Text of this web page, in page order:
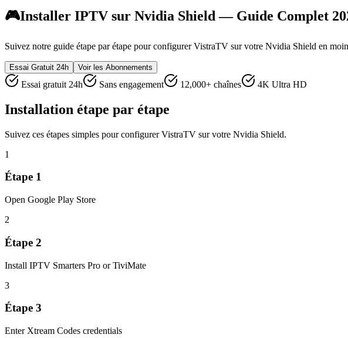
🎮Installer IPTV sur Nvidia Shield — Guide Complet
Suivez notre guide étape par étape pour configurer VistraTV sur votre Nvidia Shield en
Essai Gratuit 24h Voir les Abonnements
Essai gratuit 24h Sans engagement 12,000+ chaînes 4K Ultra HD
Installation étape par étape
Suivez ces étapes simples pour configurer VistraTV sur votre Nvidia Shield.
1
Étape 1
Open Google Play Store
2
Étape 2
Install IPTV Smarters Pro or TiviMate
3
Étape 3
Enter Xtream Codes credentials